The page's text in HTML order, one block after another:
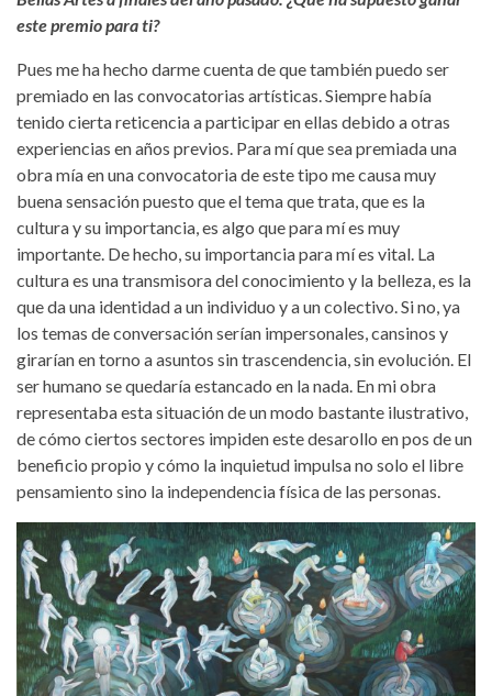
este premio para ti?
Pues me ha hecho darme cuenta de que también puedo ser
premiado en las convocatorias artísticas. Siempre había
tenido cierta reticencia a participar en ellas debido a otras
experiencias en años previos. Para mí que sea premiada una
obra mía en una convocatoria de este tipo me causa muy
buena sensación puesto que el tema que trata, que es la
cultura y su importancia, es algo que para mí es muy
importante. De hecho, su importancia para mí es vital. La
cultura es una transmisora del conocimiento y la belleza, es la
que da una identidad a un individuo y a un colectivo. Si no, ya
los temas de conversación serían impersonales, cansinos y
girarían en torno a asuntos sin trascendencia, sin evolución. El
ser humano se quedaría estancado en la nada. En mi obra
representaba esta situación de un modo bastante ilustrativo,
de cómo ciertos sectores impiden este desarollo en pos de un
beneficio propio y cómo la inquietud impulsa no solo el libre
pensamiento sino la independencia física de las personas.